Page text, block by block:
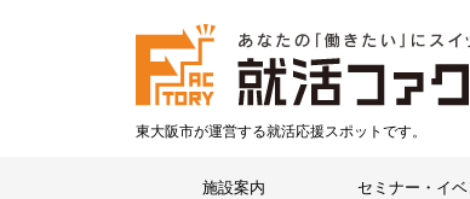
東大阪市が運営する就活応援スポットです。
施設案内
セミナー・イベ